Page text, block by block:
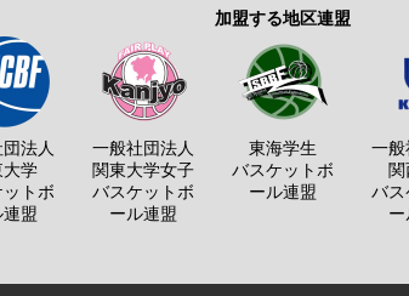
加盟する地区連盟
法人
大学
トボ
連盟
一般社団法人
関東大学女子
バスケットボ
ール連盟
東海学生
バスケットボ
ール連盟
一般
関
バス
ー